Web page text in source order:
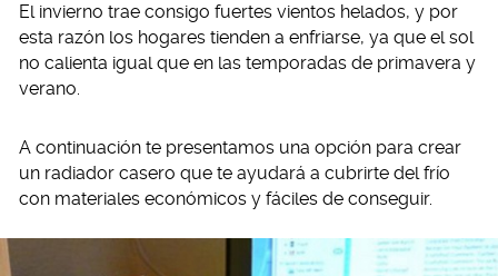
El invierno trae consigo fuertes vientos helados, y por
esta razón los hogares tienden a enfriarse, ya que el sol
no calienta igual que en las temporadas de primavera y
verano.
A continuación te presentamos una opción para crear
un radiador casero que te ayudará a cubrirte del frío
con materiales económicos y fáciles de conseguir.